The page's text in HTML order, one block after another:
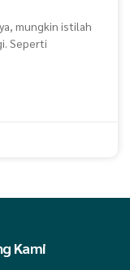
mungkin istilah
Seperti
Kami